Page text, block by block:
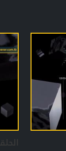
الحلقة 16